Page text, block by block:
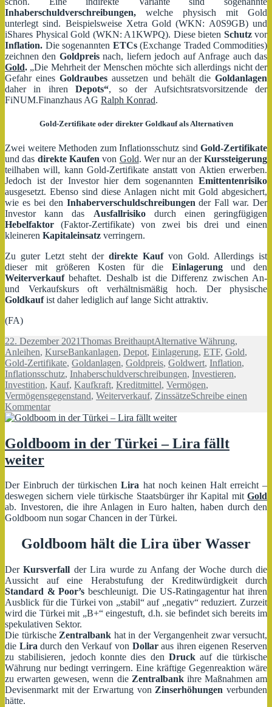
Inhaberschuldverschreibungen, welche physisch mit Gold
unterlegt sind. Beispielsweise Xetra Gold (WKN: A0S9GB) und
iShares Physical Gold (WKN: A1KWPQ). Diese bieten Schutzvor
Inflation. Die sogenannten ETCs(Exchange Traded Commodities)
zeichnen den Goldpreisnach, liefern jedoch auf Anfrage auch das
Gold. „Die Mehrheit der Menschen möchte sich allerdings nicht der
Gefahr einesGoldraubes aussetzen und behält dieGoldanlagen
daher in ihrenDepots“, so der Aufsichtsratsvorsitzende der
FiNUM.Finanzhaus AG Ralph Konrad.
Gold-Zertifikate oder direkter Goldkauf als Alternativen
Zwei weitere Methoden zum Inflationsschutz sind Gold-Zertifikate
und das direkte Kaufen von Gold. Wer nur an derKurssteigerung
teilhaben will, kann Gold-Zertifikate anstatt von Aktien erwerben.
Jedoch ist der Investor hier dem sogenannten Emittentenrisiko
ausgesetzt. Ebenso sind diese Anlagen nicht mit Gold abgesichert,
wie es bei den Inhaberverschuldschreibungen der Fall war. Der
Investor kann das Ausfallrisikodurch einen geringfügigen
Hebelfaktor (Faktor-Zertifikate) von zwei bis drei und einen
kleineren Kapitaleinsatz verringern.
Zu guter Letzt steht der direkte Kaufvon Gold. Allerdings ist
dieser mit größeren Kosten für die Einlagerungund den
Weiterverkaufbehaftet. Deshalb ist die Differenz zwischen An-
und Verkaufskurs oft verhältnismäßig hoch. Der physische
Goldkaufist daher lediglich auf lange Sicht attraktiv.
(FA)
Veröffentlicht
am
22. Dezember 2021Autor
Thomas BreithauptKategorien
Alternative Währung,
Anleihen, KurseSchlagwörter
Bankanlagen, Depot, Einlagerung, ETF, Gold,
Gold-Zertifikate, Goldanlagen, Goldpreis, Goldwert, Inflation,
Inflationsschutz, Inhaberschuldverschreibungen, Investieren,
Investition, Kauf, Kaufkraft, Kreditmittel, Vermögen,
Vermögensgegenstand, Weiterverkauf, ZinssätzeSchreibe einen
Kommentarzu
Inflationsschutz
mithilfe
von
Goldboom in der Türkei – Lira fällt
weiter
Der Einbruch der türkischenLira hat noch keinen Halt erreicht –
deswegen sichern viele türkische Staatsbürger ihr Kapital mit Gold
ab. Investoren, die ihre Anlagen in Euro halten, haben durch den
Goldboom nun sogar Chancen in der Türkei.
Goldboom hält die Lira über Wasser
DerKursverfall der Lira wurde zu Anfang der Woche durch die
Aussicht auf eine Herabstufung der Kreditwürdigkeit durch
Standard & Poor’s beschleunigt. Die US-Ratingagentur hat ihren
Ausblick für die Türkei von „stabil“ auf „negativ“ reduziert. Zurzeit
wird die Türkei mit „B+“ eingestuft, d.h. sie befindet sich bereits im
spekulativen Sektor.
Die türkische Zentralbank hat in der Vergangenheit zwar versucht,
die Lira durch den Verkauf von Dollaraus ihren eigenen Reserven
zu stabilisieren, jedoch konnte dies den Druck auf die türkische
Währung nur bedingt verringern. Eine kräftige Gegenreaktion wäre
zu erwarten gewesen, wenn die Zentralbankihre Maßnahmen am
Devisenmarkt mit der Erwartung von Zinserhöhungen verbunden
hätte.